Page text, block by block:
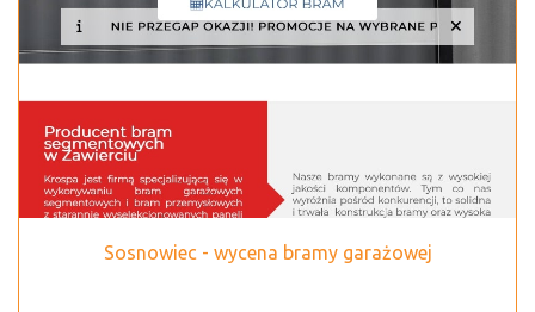
Sosnowiec - wycena bramy garażowej